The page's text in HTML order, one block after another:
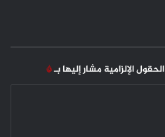
الحقول الإلزامية مشار إليها بـ*